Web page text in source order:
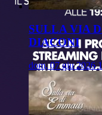
SULLA VIA
DIACONI
dom, 07 giu 2026